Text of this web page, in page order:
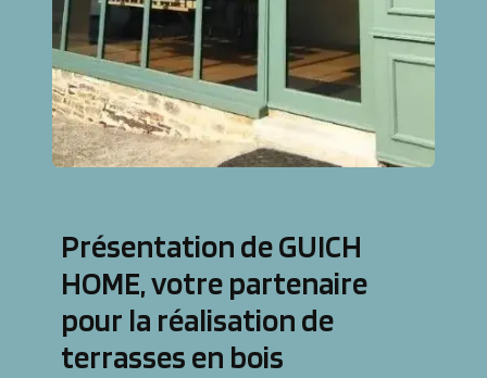
Présentation de GUICH
HOME, votre partenaire
pour la réalisation de
terrasses en bois